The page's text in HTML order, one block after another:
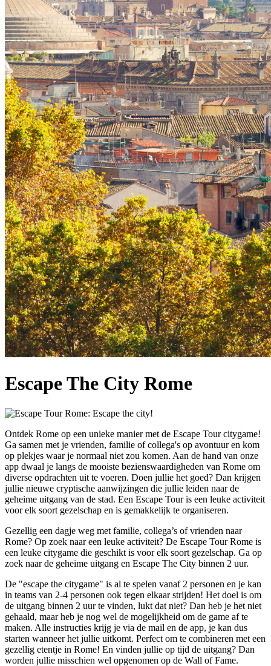
Escape The City Rome
Ontdek Rome op een unieke manier met de Escape Tour citygame!
Ga samen met je vrienden, familie of collega's op avontuur en kom
op plekjes waar je normaal niet zou komen. Aan de hand van onze
app dwaal je langs de mooiste bezienswaardigheden van Rome om
diverse opdrachten uit te voeren. Doen jullie het goed? Dan krijgen
jullie nieuwe cryptische aanwijzingen die jullie leiden naar de
geheime uitgang van de stad. Een Escape Tour is een leuke activiteit
voor elk soort gezelschap en is gemakkelijk te organiseren.
Gezellig een dagje weg met familie, collega’s of vrienden naar
Rome? Op zoek naar een leuke activiteit? De Escape Tour Rome is
een leuke citygame die geschikt is voor elk soort gezelschap. Ga op
zoek naar de geheime uitgang en Escape The City binnen 2 uur.
De "escape the citygame" is al te spelen vanaf 2 personen en je kan
in teams van 2-4 personen ook tegen elkaar strijden! Het doel is om
de uitgang binnen 2 uur te vinden, lukt dat niet? Dan heb je het niet
gehaald, maar heb je nog wel de mogelijkheid om de game af te
maken. Alle instructies krijg je via de mail en de app, je kan dus
starten wanneer het jullie uitkomt. Perfect om te combineren met een
gezellig etentje in Rome! En vinden jullie op tijd de uitgang? Dan
worden jullie misschien wel opgenomen op de Wall of Fame.